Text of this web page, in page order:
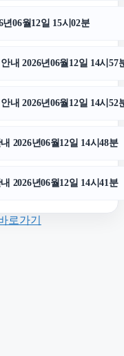
06월12일 15시02분
내 2026년06월12일 14시57
내 2026년06월12일 14시52
2026년06월12일 14시48분
2026년06월12일 14시41분
로가기